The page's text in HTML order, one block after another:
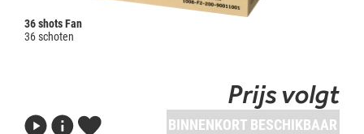
36 shots Fan
36 schoten
Prijs volgt
BINNENKORT BESCHIKBAAR